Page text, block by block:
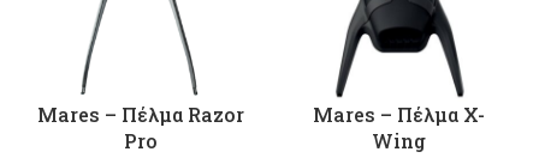
Mares – Πέλμα Razor
Pro
Mares – Πέλμα X-
Wing